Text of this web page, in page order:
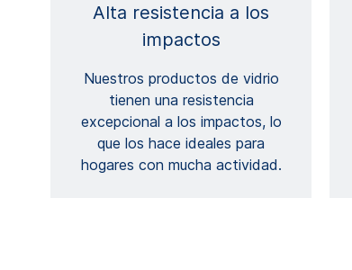
Alta resistencia a los
impactos
Nuestros productos de vidrio
tienen una resistencia
excepcional a los impactos, lo
que los hace ideales para
hogares con mucha actividad.